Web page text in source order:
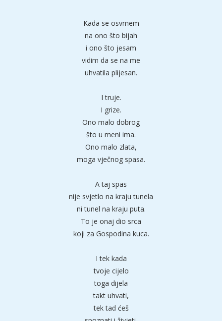
Kada se osvrnem
na ono što bijah
i ono što jesam
vidim da se na me
uhvatila plijesan.
I truje.
I grize.
Ono malo dobrog
što u meni ima.
Ono malo zlata,
moga vječnog spasa.
A taj spas
nije svjetlo na kraju tunela
ni tunel na kraju puta.
To je onaj dio srca
koji za Gospodina kuca.
I tek kada
tvoje cijelo
toga dijela
takt uhvati,
tek tad ćeš